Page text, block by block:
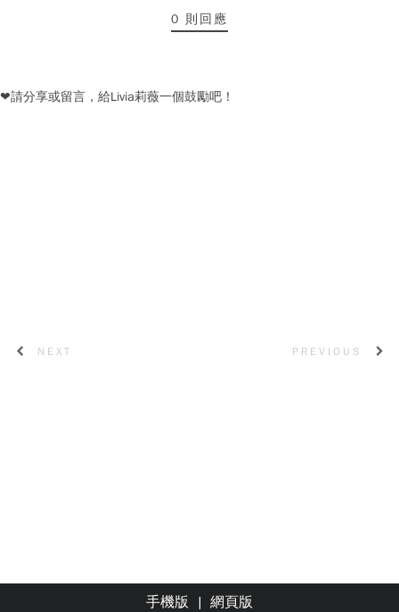
0 則回應
❤請分享或留言，給Livia莉薇一個鼓勵吧！
NEXT PREVIOUS
手機版 | 網頁版